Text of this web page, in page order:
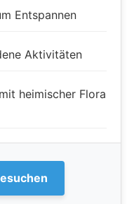
Entspannen
Aktivitäten
heimischer Flora